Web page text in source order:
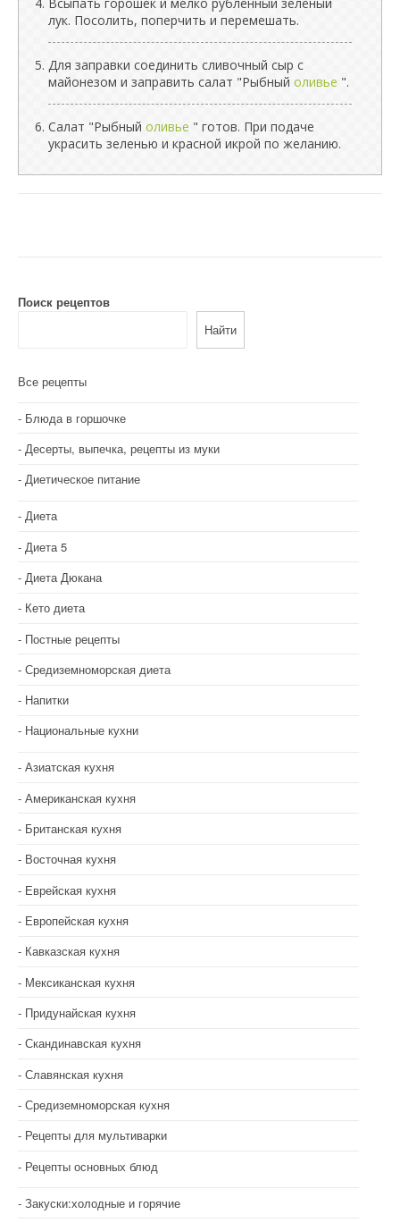
лук. Посолить, поперчить и перемешать.
Для заправки соединить сливочный сыр с
майонезом и заправить салат "Рыбный оливье ".
Салат "Рыбный оливье " готов. При подаче
украсить зеленью и красной икрой по желанию.
Поиск рецептов
Найти
Все рецепты
Блюда в горшочке
Десерты, выпечка, рецепты из муки
Диетическое питание
Диета
Диета 5
Диета Дюкана
Кето диета
Постные рецепты
Средиземноморская диета
Напитки
Национальные кухни
Азиатская кухня
Американская кухня
Британская кухня
Восточная кухня
Еврейская кухня
Европейская кухня
Кавказская кухня
Мексиканская кухня
Придунайская кухня
Скандинавская кухня
Славянская кухня
Средиземноморская кухня
Рецепты для мультиварки
Рецепты основных блюд
Закуски:холодные и горячие